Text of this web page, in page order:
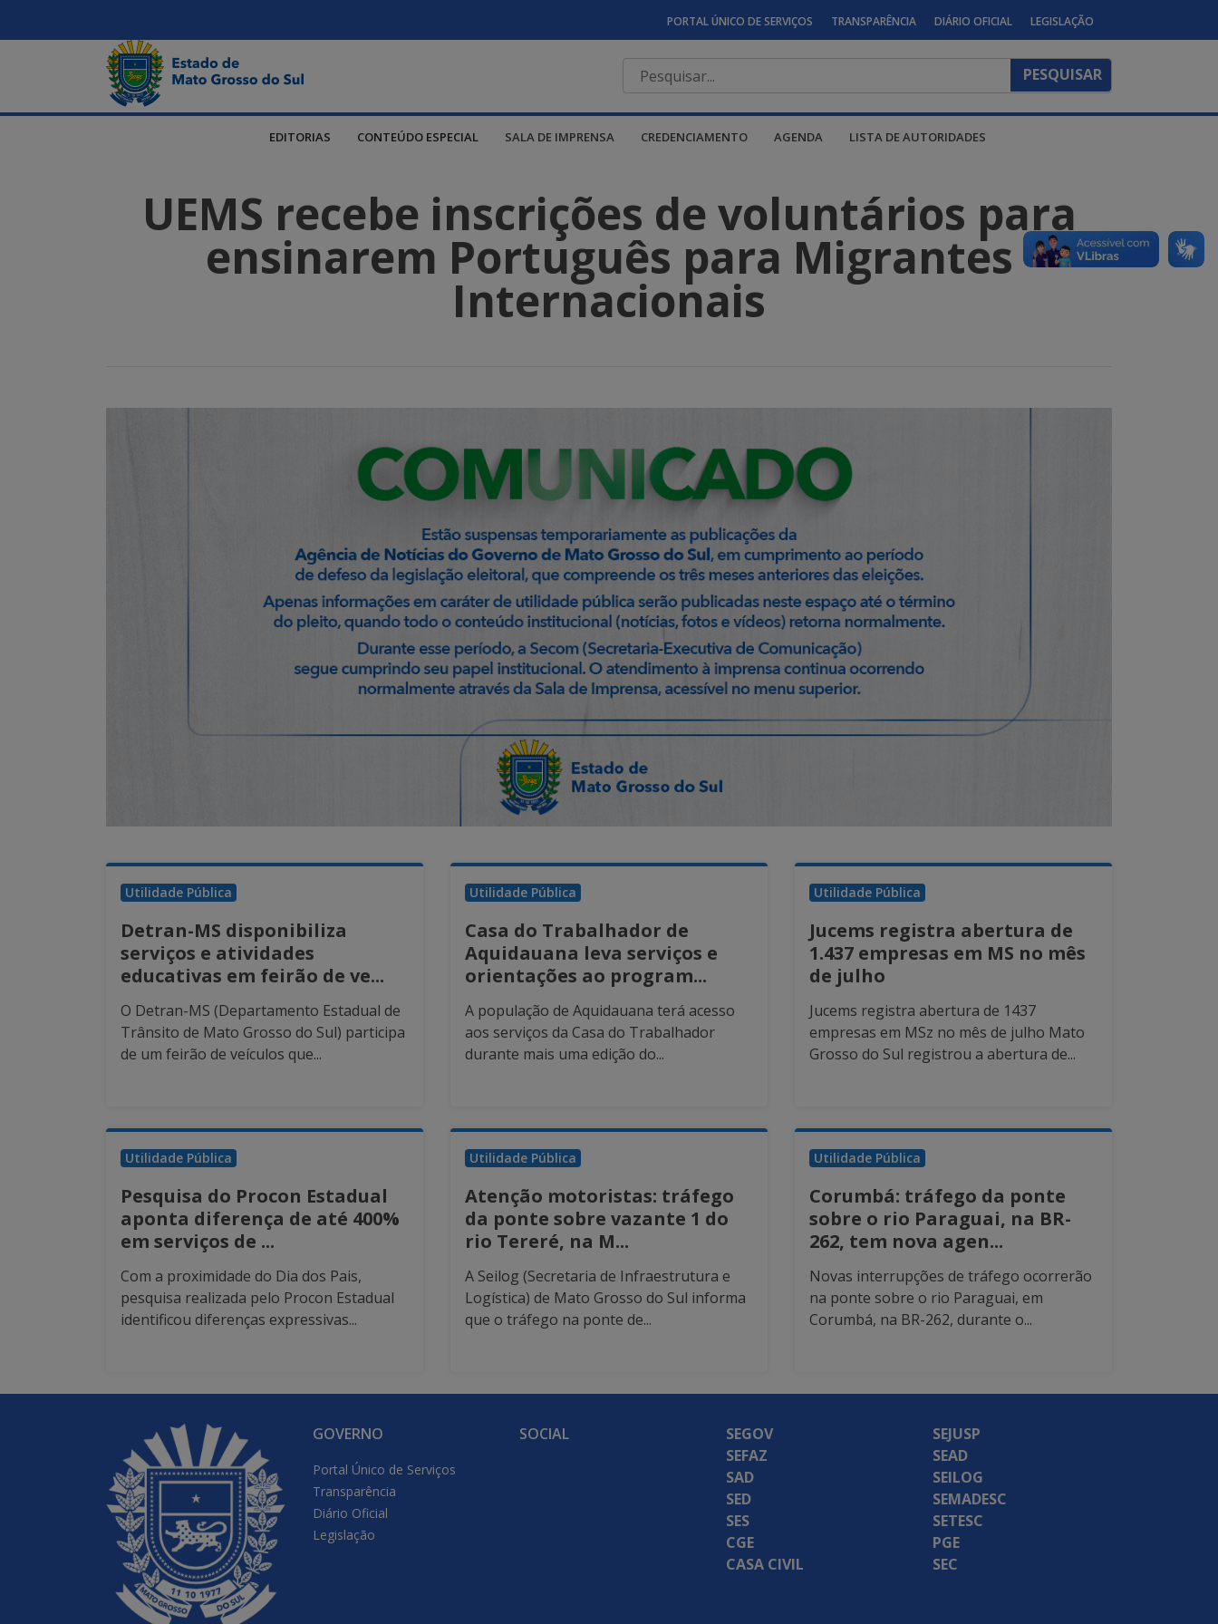
PORTAL ÚNICO DE SERVIÇOS TRANSPARÊNCIA DIÁRIO OFICIAL LEGISLAÇÃO
EDITORIAS CONTEÚDO ESPECIAL SALA DE IMPRENSA CREDENCIAMENTO AGENDA LISTA DE AUTORIDADES
UEMS recebe inscrições de voluntários para
ensinarem Português para Migrantes
Internacionais
Utilidade Pública
Detran-MS disponibiliza
serviços e atividades
educativas em feirão de ve...
O Detran-MS (Departamento Estadual de
Trânsito de Mato Grosso do Sul) participa
de um feirão de veículos que...
Utilidade Pública
Casa do Trabalhador de
Aquidauana leva serviços e
orientações ao program...
A população de Aquidauana terá acesso
aos serviços da Casa do Trabalhador
durante mais uma edição do...
Utilidade Pública
Jucems registra abertura de
1.437 empresas em MS no mês
de julho
Jucems registra abertura de 1437
empresas em MSz no mês de julho Mato
Grosso do Sul registrou a abertura de...
Utilidade Pública
Pesquisa do Procon Estadual
aponta diferença de até 400%
em serviços de ...
Com a proximidade do Dia dos Pais,
pesquisa realizada pelo Procon Estadual
identificou diferenças expressivas...
Utilidade Pública
Atenção motoristas: tráfego
da ponte sobre vazante 1 do
rio Tereré, na M...
A Seilog (Secretaria de Infraestrutura e
Logística) de Mato Grosso do Sul informa
que o tráfego na ponte de...
Utilidade Pública
Corumbá: tráfego da ponte
sobre o rio Paraguai, na BR-
262, tem nova agen...
Novas interrupções de tráfego ocorrerão
na ponte sobre o rio Paraguai, em
Corumbá, na BR-262, durante o...
GOVERNO
Portal Único de Serviços
Transparência
Diário Oficial
Legislação
SOCIAL
SEGOV
SEFAZ
SAD
SED
SES
CGE
CASA CIVIL
SEJUSP
SEAD
SEILOG
SEMADESC
SETESC
PGE
SEC